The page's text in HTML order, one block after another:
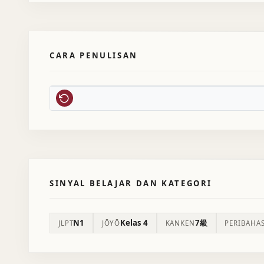
CARA PENULISAN
SINYAL BELAJAR DAN KATEGORI
JLPTN1 JŌYŌKelas 4 KANKEN7級